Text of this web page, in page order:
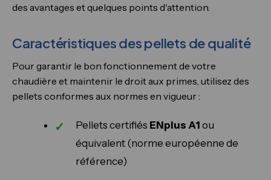
des avantages et quelques points d'attention.
Caractéristiques des pellets de qualité
Pour garantir le bon fonctionnement de votre
chaudière et maintenir le droit aux primes, utilisez des
pellets conformes aux normes en vigueur :
Pellets certifiés ENplus A1 ou
équivalent (norme européenne de
référence)